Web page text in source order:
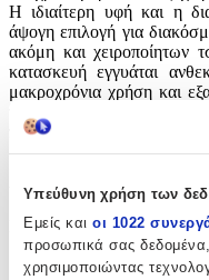
Υπεύθυνη χρήση των
Εμείς και οι 1022
προσωπικά σας
χρησιμοποιώντας
Η ιδιαίτερη υφή και η
άψογη επιλογή για
ακόμη και χειροποίητων
κατασκευή εγγυάται
μακροχρόνια χρήση και
τρόπος να
πολυτέλεια και μοναδικό
Είδος:
Ρέλια